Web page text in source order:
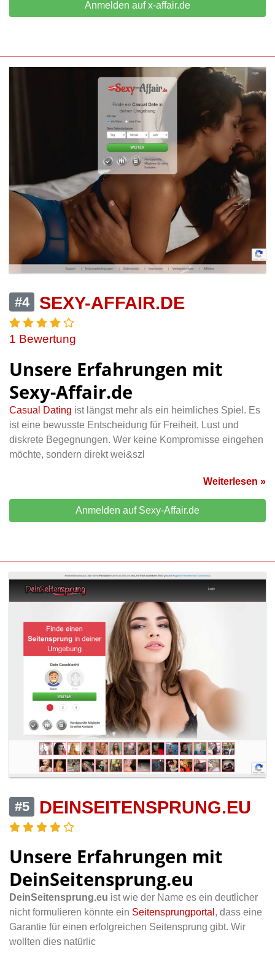
Anmelden auf x-affair.de
#4 SEXY-AFFAIR.DE
1 Bewertung
Unsere Erfahrungen mit
Sexy-Affair.de
Casual Dating ist längst mehr als ein heimliches Spiel. Es
ist eine bewusste Entscheidung für Freiheit, Lust und
diskrete Begegnungen. Wer keine Kompromisse eingehen
möchte, sondern direkt wei&szl
Weiterlesen »
Anmelden auf Sexy-Affair.de
#5 DEINSEITENSPRUNG.EU
Unsere Erfahrungen mit
DeinSeitensprung.eu
DeinSeitensprung.eu ist wie der Name es ein deutlicher
nicht formulieren könnte ein Seitensprungportal , dass eine
Garantie für einen erfolgreichen Seitensprung gibt. Wir
wollten dies natürlic